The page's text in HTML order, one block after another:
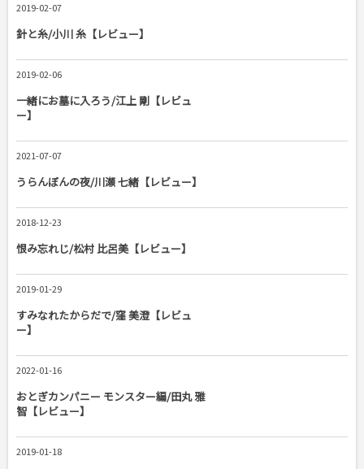
2019-02-07
針と糸/小川 糸【レビュー】
2019-02-06
一緒にお墓に入ろう/江上 剛【レビュ
ー】
2021-07-07
うらんぼんの夜/川瀬 七緒【レビュー】
2018-12-23
恨み忘れじ/松村 比呂美【レビュー】
2019-01-29
すみなれたからだで/窪 美澄【レビュ
ー】
2022-01-16
おとぎカンパニー モンスター編/田丸 雅
智【レビュー】
2019-01-18